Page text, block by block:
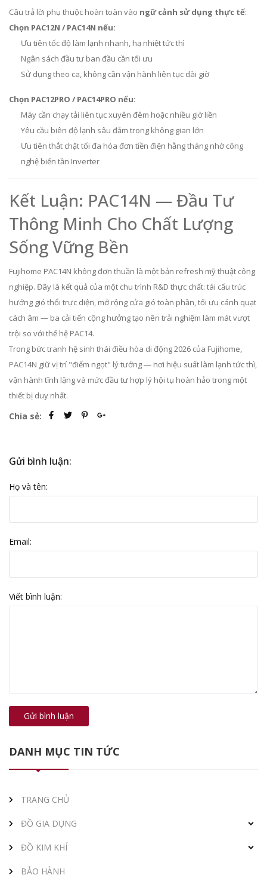
Câu trả lời phụ thuộc hoàn toàn vào ngữ cảnh sử dụng thực tế:
Chọn PAC12N / PAC14N nếu:
Ưu tiên tốc độ làm lạnh nhanh, hạ nhiệt tức thì
Ngân sách đầu tư ban đầu cần tối ưu
Sử dụng theo ca, không cần vận hành liên tục dài giờ
Chọn PAC12PRO / PAC14PRO nếu:
Máy cần chạy tải liên tục xuyên đêm hoặc nhiều giờ liền
Yêu cầu biên độ lạnh sâu đằm trong không gian lớn
Ưu tiên thắt chặt tối đa hóa đơn tiền điện hằng tháng nhờ công
nghệ biến tần Inverter
Kết Luận: PAC14N — Đầu Tư
Thông Minh Cho Chất Lượng
Sống Vững Bền
Fujihome PAC14N không đơn thuần là một bản refresh mỹ thuật công
nghiệp. Đây là kết quả của một chu trình R&D thực chất: tái cấu trúc
hướng gió thổi trực diện, mở rộng cửa gió toàn phần, tối ưu cánh quạt
cách âm — ba cải tiến cộng hưởng tạo nên trải nghiệm làm mát vượt
trội so với thế hệ PAC14.
Trong bức tranh hệ sinh thái điều hòa di động 2026 của Fujihome,
PAC14N giữ vị trí "điểm ngọt" lý tưởng — nơi hiệu suất làm lạnh tức thì,
vận hành tĩnh lặng và mức đầu tư hợp lý hội tụ hoàn hảo trong một
thiết bị duy nhất.
Chia sẻ:
Gửi bình luận:
Họ và tên:
Email:
Viết bình luận:
Gửi bình luận
DANH MỤC TIN TỨC
TRANG CHỦ
ĐỒ GIA DỤNG
ĐỒ KIM KHÍ
BẢO HÀNH